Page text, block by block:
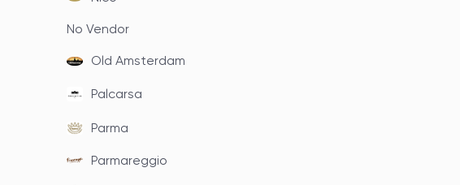
No Vendor
Old Amsterdam
Palcarsa
Parma
Parmareggio